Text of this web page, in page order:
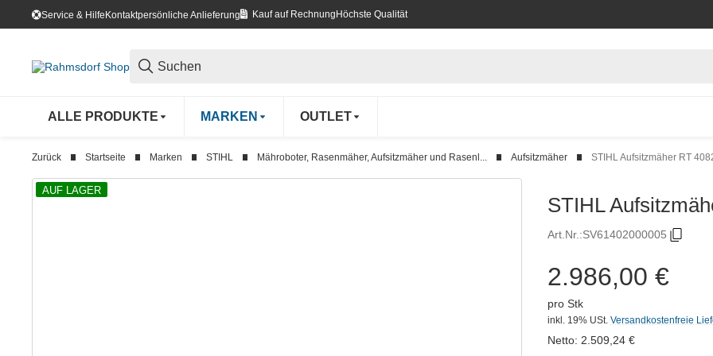
Service & HilfeKontaktpersönliche Anlieferung Kauf auf Rechnung Höchste Qualität
ALLE PRODUKTE MARKEN OUTLET
Zurück Startseite Marken STIHL Mähroboter, Rasenmäher, Aufsitzmäher und Rasenl... Aufsitzmäher STIHL Aufsitzmäher RT
AUF LAGER
STIHL
Art.Nr.:SV61402000005
2.986,00 €
pro Stk
inkl. 19% USt. Versandkostenfreie
Netto: 2.509,24 €